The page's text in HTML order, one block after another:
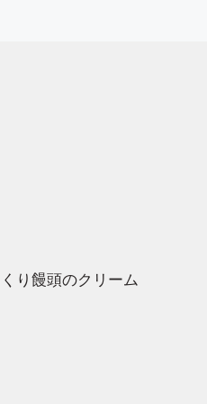
り饅頭のクリーム